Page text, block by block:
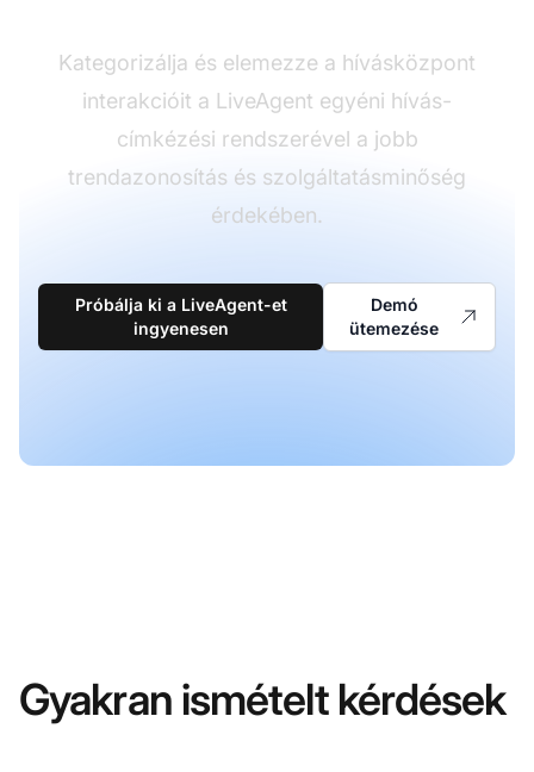
Kategorizálja és elemezze a hívásközpont
interakcióit a LiveAgent egyéni hívás-
címkézési rendszerével a jobb
trendazonosítás és szolgáltatásminőség
érdekében.
Próbálja ki a LiveAgent-et
ingyenesen
Demó
ütemezése
Gyakran ismételt kérdések